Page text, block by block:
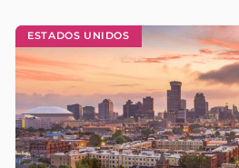
ESTADOS UNIDOS